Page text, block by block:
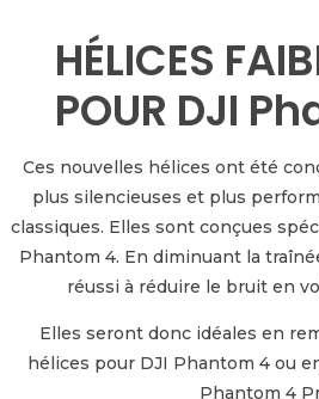
HÉLICES
POUR DJI
Ces nouvelles hélices ont été
plus silencieuses et plus
classiques. Elles sont conçues
Phantom 4. En diminuant la
réussi à réduire le bruit en
Elles seront donc idéales en
hélices pour DJI Phantom 4 ou
Phantom 4